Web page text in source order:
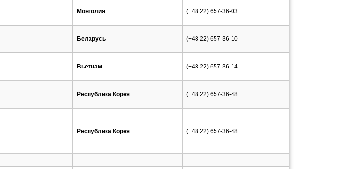
Монголия (+48 22) 657-36-03
Беларусь (+48 22) 657-36-10
Вьетнам (+48 22) 657-36-14
Республика Корея (+48 22) 657-36-48
Республика Корея (+48 22) 657-36-48